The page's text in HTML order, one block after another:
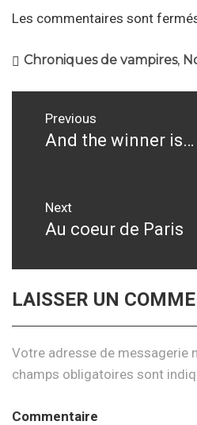
Les commentaires sont
Chroniques de vampires,
Navigation
Previous
Previous
And the winner is…
Next
Next
Au coeur de Paris
LAISSER UN
Votre adresse de messagerie
champs obligatoires sont
Commentaire